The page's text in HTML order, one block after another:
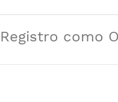
Registro como